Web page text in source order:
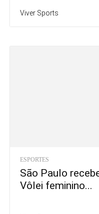
Viver Sports
ESPORTES
São Paulo
Vôlei feminino...